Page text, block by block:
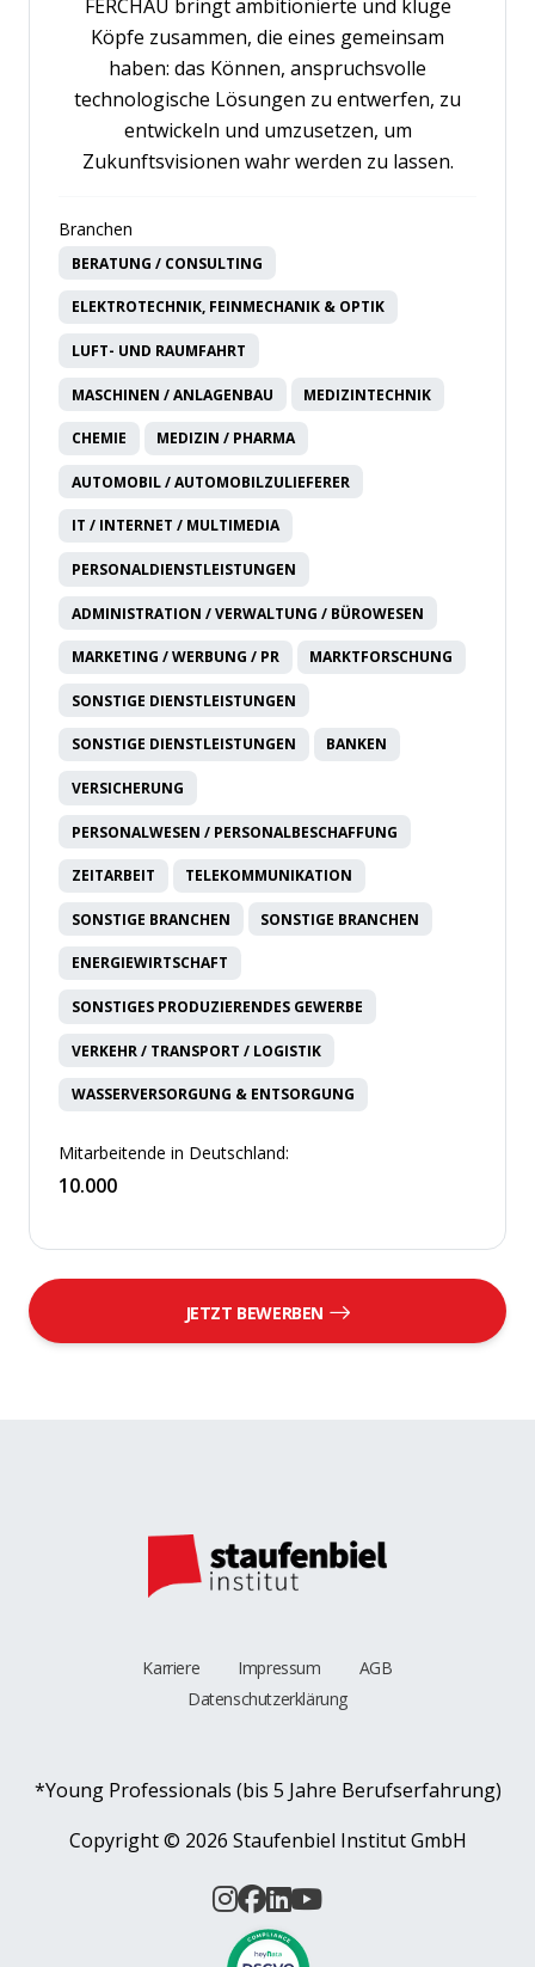
FERCHAU bringt ambitionierte und kluge
Köpfe zusammen, die eines gemeinsam
haben: das Können, anspruchsvolle
technologische Lösungen zu entwerfen, zu
entwickeln und umzusetzen, um
Zukunftsvisionen wahr werden zu lassen.
Branchen
BERATUNG / CONSULTING
ELEKTROTECHNIK, FEINMECHANIK & OPTIK
LUFT- UND RAUMFAHRT
MASCHINEN / ANLAGENBAU MEDIZINTECHNIK
CHEMIE MEDIZIN / PHARMA
AUTOMOBIL / AUTOMOBILZULIEFERER
IT / INTERNET / MULTIMEDIA
PERSONALDIENSTLEISTUNGEN
ADMINISTRATION / VERWALTUNG / BÜROWESEN
MARKETING / WERBUNG / PR MARKTFORSCHUNG
SONSTIGE DIENSTLEISTUNGEN
SONSTIGE DIENSTLEISTUNGEN BANKEN
VERSICHERUNG
PERSONALWESEN / PERSONALBESCHAFFUNG
ZEITARBEIT TELEKOMMUNIKATION
SONSTIGE BRANCHEN SONSTIGE BRANCHEN
ENERGIEWIRTSCHAFT
SONSTIGES PRODUZIERENDES GEWERBE
VERKEHR / TRANSPORT / LOGISTIK
WASSERVERSORGUNG & ENTSORGUNG
Mitarbeitende in Deutschland:
10.000
JETZT BEWERBEN
Karriere Impressum
AGB
Datenschutzerklärung
*Young Professionals (bis 5 Jahre Berufserfahrung)
Copyright © 2026 Staufenbiel Institut GmbH